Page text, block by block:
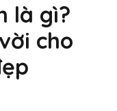
là gì?
cho